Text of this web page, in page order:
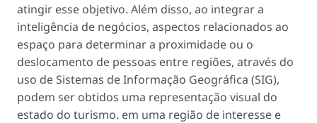
atingir esse objetivo. Além disso, ao integrar a
inteligência de negócios, aspectos relacionados ao
espaço para determinar a proximidade ou o
deslocamento de pessoas entre regiões, através do
uso de Sistemas de Informação Geográfica (SIG),
podem ser obtidos uma representação visual do
estado do turismo. em uma região de interesse e